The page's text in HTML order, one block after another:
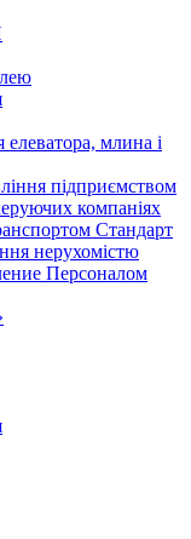
млина і
підприємством
компаніях
Стандарт
нерухомістю
Персоналом